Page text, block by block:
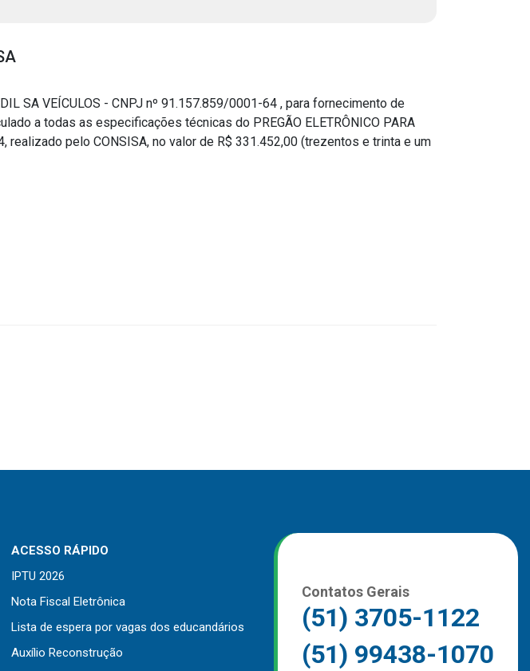
SA VEÍCULOS - CNPJ nº 91.157.859/0001-64 , para fornecimento de
a todas as especificações técnicas do PREGÃO ELETRÔNICO PARA
realizado pelo CONSISA, no valor de R$ 331.452,00 (trezentos e trinta e um
ACESSO RÁPIDO
IPTU 2026
Nota Fiscal Eletrônica
Lista de espera por vagas dos educandários
Auxílio Reconstrução
Contatos Gerais
(51) 3705-1122
(51) 99438-1070